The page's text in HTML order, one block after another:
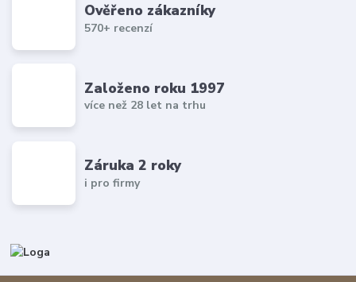
Ověřeno zákazníky
570+ recenzí
Založeno roku 1997
více než 28 let na trhu
Záruka 2 roky
i pro firmy